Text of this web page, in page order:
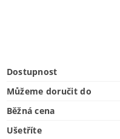
Dostupnost
Můžeme doručit do
Běžná cena
Ušetříte